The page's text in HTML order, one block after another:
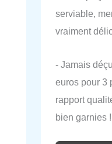
serviable,
vraiment
- Jamais
euros pour 3
rapport
bien garnies !